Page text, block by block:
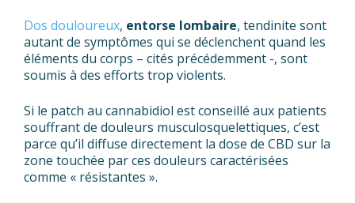
Dos douloureux, entorse lombaire, tendinite sont
autant de symptômes qui se déclenchent quand les
éléments du corps – cités précédemment -, sont
soumis à des efforts trop violents.
Si le patch au cannabidiol est conseillé aux patients
souffrant de douleurs musculosquelettiques, c’est
parce qu’il diffuse directement la dose de CBD sur la
zone touchée par ces douleurs caractérisées
comme « résistantes ».